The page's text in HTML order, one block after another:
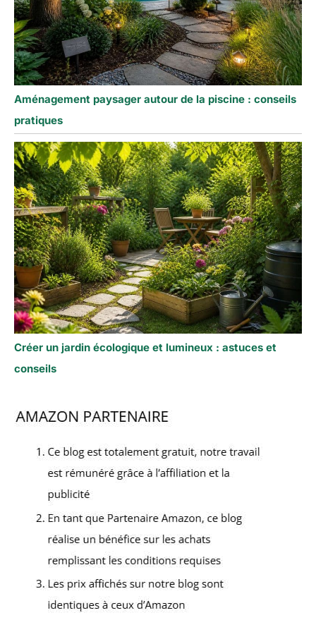
Aménagement paysager autour de la piscine : conseils
pratiques
Créer un jardin écologique et lumineux : astuces et
conseils